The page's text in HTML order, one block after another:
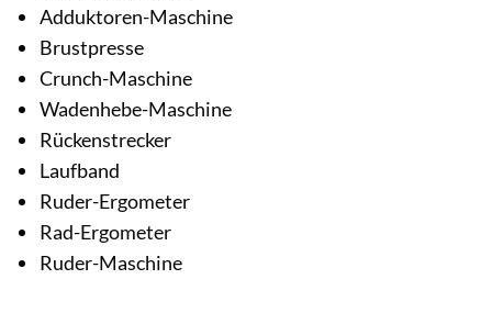
Adduktoren-Maschine
Brustpresse
Crunch-Maschine
Wadenhebe-Maschine
Rückenstrecker
Laufband
Ruder-Ergometer
Rad-Ergometer
Ruder-Maschine